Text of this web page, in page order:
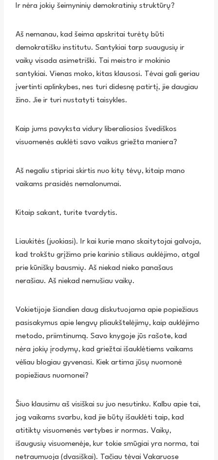
Ir nėra jokių šeimyninių demokratinių struktūrų?
Aš nemanau, kad šeima apskritai turėtų būti
demokratišku institutu. Santykiai tarp suaugusių ir
vaikų visada asimetriški. Tai meistro ir mokinio
santykiai. Vienas moko, kitas klausosi. Tėvai gali geriau
įvertinti aplinkybes, nes turi didesnę patirtį, jie daugiau
žino. Jie ir turi nustatyti taisykles.
Kaip jums pavyksta vidury liberaliosios švediškos
visuomenės auklėti savo vaikus griežta maniera?
Aš negaliu stipriai skirtis nuo kitų tėvų, kitaip mano
vaikams prasidės nemalonumai.
Kitaip sakant, turite tvardytis.
Liaukitės (juokiasi). Ir kai kurie mano skaitytojai galvoja,
kad trokštu grįžimo prie karinio stiliaus auklėjimo, atgal
prie kūniškų bausmių. Aš niekad nieko panašaus
nerašiau. Aš niekad nemušiau vaikų.
Vokietijoje šiandien daug diskutuojama apie popiežiaus
pasisakymus apie lengvų pliaukštelėjimų, kaip auklėjimo
metodo, priimtinumą. Savo knygoje jūs rašote, kad
nėra jokių įrodymų, kad griežtai išauklėtiems vaikams
vėliau blogiau gyvenasi. Kiek artima jūsų nuomonė
popiežiaus nuomonei?
Šiuo klausimu aš visiškai su juo nesutinku. Kalbu apie tai,
jog vaikams svarbu, kad jie būtų išauklėti taip, kad
atitiktų visuomenės vertybes ir normas. Vaikų,
išaugusių visuomenėje, kur tokie smūgiai yra norma, tai
netraumuoja (dvasiškai). Tačiau tėvai Vakaruose